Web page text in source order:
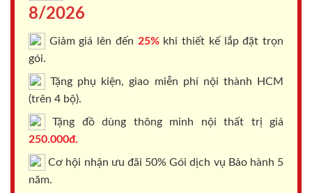
8/2026
Giảm giá lên đến 25%khi thiết kế lắp đặt trọn
gói.
Tặng phụ kiện, giao miễn phí nội thành HCM
(trên 4 bộ).
Tặng đồ dùng thông minh nội thất trị giá
250.000đ.
Cơ hội nhận ưu đãi 50% Gói dịch vụ Bảo hành 5
năm.